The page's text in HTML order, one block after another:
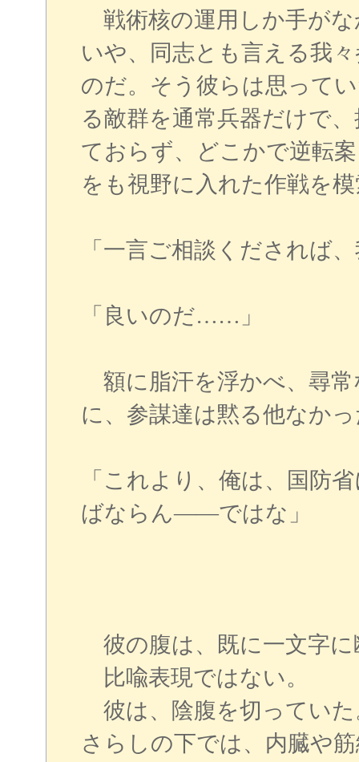
戦術核の運用しか手が
いや、同志とも言える我
のだ。そう彼らは思って
る敵群を通常兵器だけで
ておらず、どこかで逆転
をも視野に入れた作戦を
「一言ご相談くだされば
「良いのだ……」
額に脂汗を浮かべ、尋常
に、参謀達は黙る他なか
「これより、俺は、国防
ばならん――ではな」
彼の腹は、既に一文字に
比喩表現ではない。
彼は、陰腹を切ってい
さらしの下では、内臓や